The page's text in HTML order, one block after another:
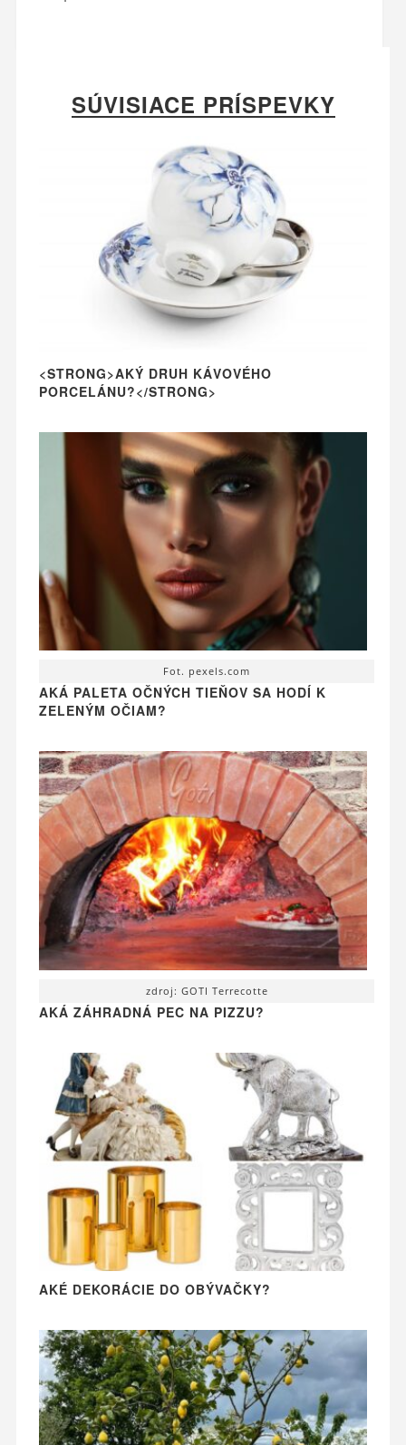
SÚVISIACE PRÍSPEVKY
<STRONG>AKÝ DRUH KÁVOVÉHO
PORCELÁNU?</STRONG>
Fot. pexels.com
AKÁ PALETA OČNÝCH TIEŇOV SA HODÍ K
ZELENÝM OČIAM?
zdroj: GOTI Terrecotte
AKÁ ZÁHRADNÁ PEC NA PIZZU?
AKÉ DEKORÁCIE DO OBÝVAČKY?